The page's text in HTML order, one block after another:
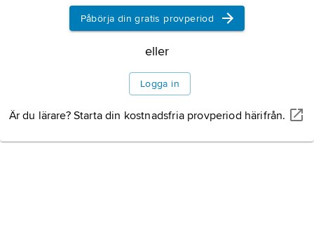
Information om artikeln
Påbörja din gratis provperiod
eller
Logga in
Är du lärare? Starta din kostnadsfria provperiod härifrån.